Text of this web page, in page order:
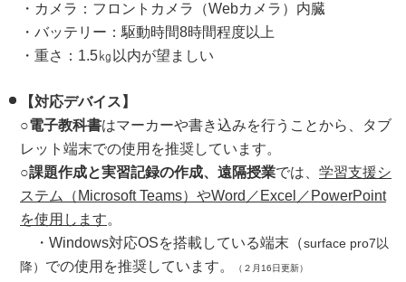
・カメラ：フロントカメラ（Webカメラ）内臓
・バッテリー：駆動時間8時間程度以上
・重さ：1.5㎏以内が望ましい
【対応デバイス】
○電子教科書はマーカーや書き込みを行うことから、タブ
レット端末での使用を推奨しています。
○課題作成と実習記録の作成、遠隔授業では、 学習支援シ
ステム（Microsoft Teams）やWord／Excel／PowerPoint
を使用します。
・Windows対応OSを搭載している端末（surface pro7以
降） での使用を推奨しています。 （２月16日更新）